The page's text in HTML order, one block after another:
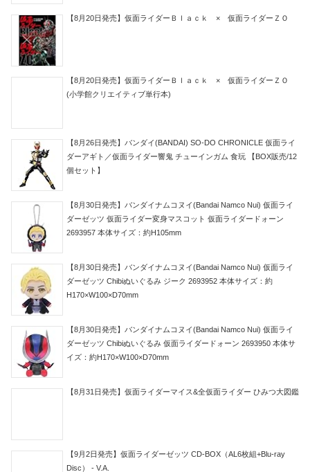
【8月20日発売】仮面ライダーＢｌａｃｋ × 仮面ライダーＺＯ
【8月20日発売】仮面ライダーＢｌａｃｋ × 仮面ライダーＺＯ
(小学館クリエイティブ単行本)
【8月26日発売】バンダイ(BANDAI) SO-DO CHRONICLE 仮面ライ
ダーアギト／仮面ライダー響鬼 チューインガム 食玩 【BOX販売/12
個セット】
【8月30日発売】バンダイナムコヌイ(Bandai Namco Nui) 仮面ライ
ダーゼッツ 仮面ライダー変身マスコット 仮面ライダードォーン
2693957 本体サイズ：約H105mm
【8月30日発売】バンダイナムコヌイ(Bandai Namco Nui) 仮面ライ
ダーゼッツ Chibiぬいぐるみ ジーク 2693952 本体サイズ：約
H170×W100×D70mm
【8月30日発売】バンダイナムコヌイ(Bandai Namco Nui) 仮面ライ
ダーゼッツ Chibiぬいぐるみ 仮面ライダードォーン 2693950 本体サ
イズ：約H170×W100×D70mm
【8月31日発売】仮面ライダーマイス&全仮面ライダー ひみつ大図鑑
【9月2日発売】仮面ライダーゼッツ CD-BOX（AL6枚組+Blu-ray
Disc） - V.A.